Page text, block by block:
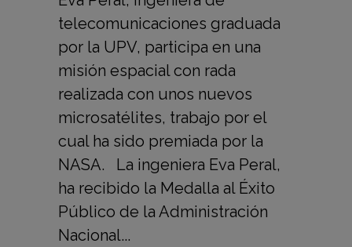
telecomunicaciones graduada
por la UPV, participa en una
misión espacial con rada
realizada con unos nuevos
microsatélites, trabajo por el
cual ha sido premiada por la
NASA. La ingeniera Eva Peral,
ha recibido la Medalla al Éxito
Público de la Administración
Nacional...